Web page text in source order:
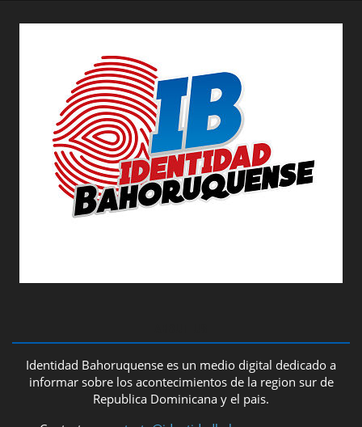
Identidad Bahoruquense es un medio digital dedicado a
informar sobre los acontecimientos de la region sur de
Republica Dominicana y el pais.